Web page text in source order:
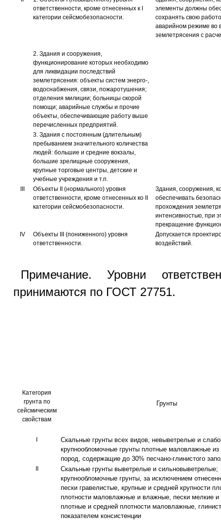
ответственности, кроме отнесенных к I
категории сейсмобезопасности.
элементы должны
сохранять свою
аварийном режиме во
землетрясения с
2. Здания и сооружения,
функционирование которых необходимо
для ликвидации последствий
землетрясения: объекты систем энерго-,
водоснабжения, связи, пожаротушения;
отделения милиции; больницы скорой
помощи; аварийные службы и прочие
объекты, обеспечивающие работу выше
перечисленных предприятий.
3. Здания с постоянным (длительным)
пребыванием значительного количества
людей: большие и средние вокзалы,
большие зрелищные сооружения,
крупные торговые центры, детские и
учебные учреждения и т.п.
Объекты II (нормального) уровня
ответственности, кроме отнесенных ко II
категории сейсмобезопасности.
Здания, сооружения,
обеспечивать
прохождения
интенсивностью, при
прекращение
IV
Объекты III (пониженного) уровня
ответственности.
Допускается
воздействий.
Примечание. Уровни
принимаются по ГОСТ 27751.
Категория
грунта по
сейсмическим
свойствам
Грунты
Скальные грунты всех видов, невыветрелые и
крупнообломочные грунты плотные маловлажные из
пород, содержащие до 30% песчано-глинистого
Скальные грунты выветрелые и сильновыветрелые;
крупнообломочные грунты, за исключением
пески гравелистые, крупные и средней крупности
плотности маловлажные и влажные, пески мелкие
плотные и средней плотности маловлажные,
показателем консистенции